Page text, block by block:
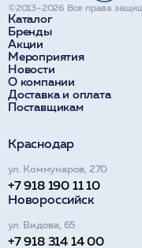
Каталог
Бренды
Акции
Мероприятия
Новости
О компании
Доставка и оплата
Поставщикам
©2013–2026 Все права
Краснодар
ул. Коммунаров, 270
+7 918 190 11 10
Новороссийск
ул. Видова, 65
+7 918 314 14 00